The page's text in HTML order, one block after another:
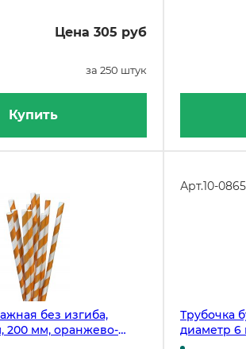
Цена 305 руб
за 250 штук
Купить
без изгиба,
200 мм, оранжево-
Арт.10-0865
Трубочка
диаметр 6
180 штук